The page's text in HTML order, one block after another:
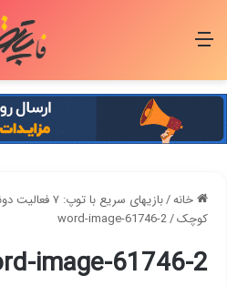
منو
خانه/
بازیهای سریع با
کوچک/
word-image-61746-2
image-61746-2